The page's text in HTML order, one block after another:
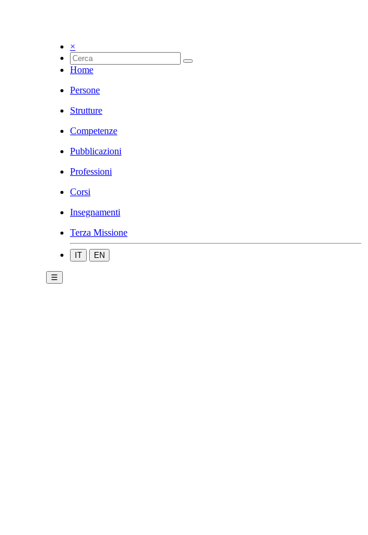
×
Home
Persone
Strutture
Competenze
Pubblicazioni
Professioni
Corsi
Insegnamenti
Terza Missione
IT EN
☰